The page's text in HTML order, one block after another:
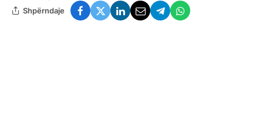
Shpërndaje